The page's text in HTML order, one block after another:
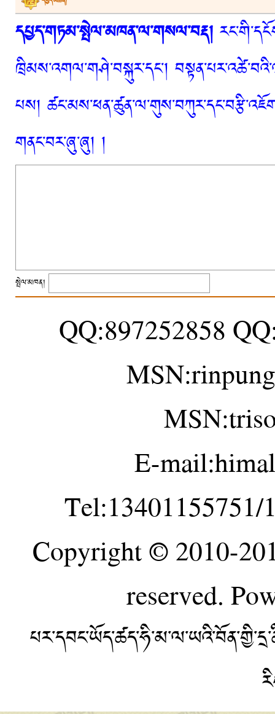
དཔྱད་གཏམ་སྤེལ་མཁན་ལ་གསལ་བརྡ།
ཁྲིམས་འགལ་གཤེ་བསྐུར་དང་།
པས།
གནང་བར་ཞུ་ཞུ། །
སྤེལ་མཁན།
QQ:897252858
E-
Tel:13401155751/
Copyright © 2010-
reserved.